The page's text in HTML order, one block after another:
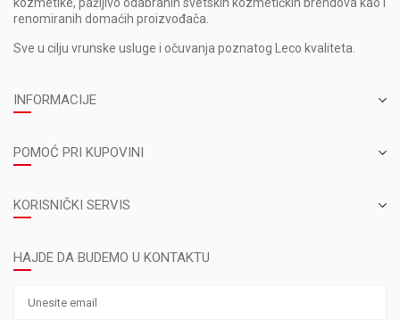
renomiranih domaćih proizvođača.
Sve u cilju vrunske usluge i očuvanja poznatog Leco kvaliteta.
INFORMACIJE
POMOĆ PRI KUPOVINI
KORISNIČKI SERVIS
HAJDE DA BUDEMO U KONTAKTU